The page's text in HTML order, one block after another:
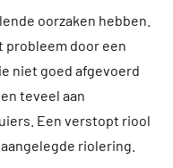
oorzaken hebben.
probleem door een
niet goed afgevoerd
teveel aan
Een verstopt riool
riolering.